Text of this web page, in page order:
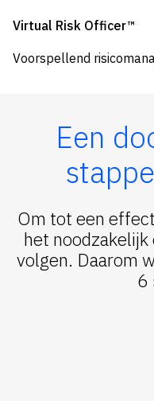
Virtual Risk Officer™
Voorspellend
Een
Om tot een
het
volgen. Daarom
6